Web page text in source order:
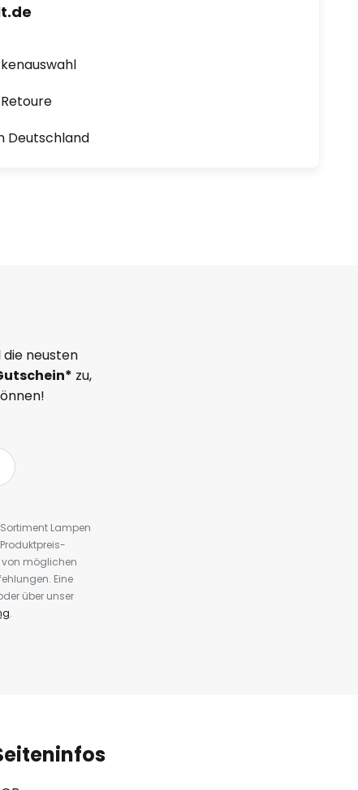
Deutschland
neusten
zu,
Lampen
von möglichen
Eine
über unser
.